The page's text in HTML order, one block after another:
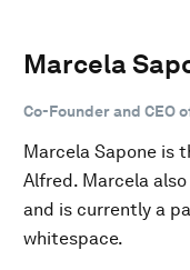
Marcela
Co-Founder and CEO
Marcela Sapone is
Alfred. Marcela
and is currently a
whitespace.